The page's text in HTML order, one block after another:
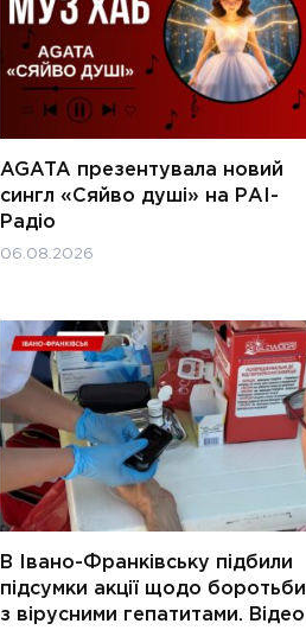
AGATA презентувала новий
сингл «Сяйво душі» на РАІ-
Радіо
06.08.2026
В Івано-Франківську підбили
підсумки акції щодо боротьби
з вірусними гепатитами. Відео